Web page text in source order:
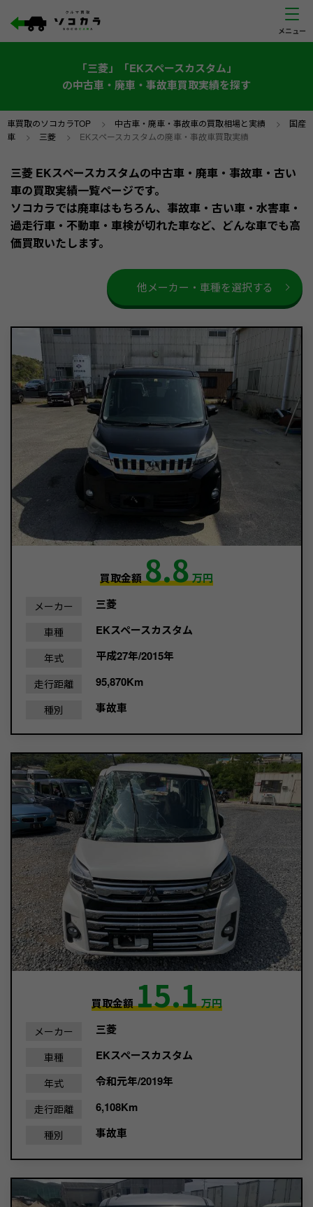
「三菱」「EKスペースカスタム」
の中古車・廃車・事故車買取実績を探す
車買取のソコカラTOP > 中古車・廃車・事故車の買取相場と実績 > 国産
車 > 三菱 > EKスペースカスタムの廃車・事故車買取実績
三菱 EKスペースカスタムの中古車・廃車・事故車・古い
車の買取実績一覧ページです。
ソコカラでは廃車はもちろん、事故車・古い車・水害車・
過走行車・不動車・車検が切れた車など、どんな車でも高
価買取いたします。
他メーカー・車種を選択する
買取金額8.8万円
メーカー 三菱
車種 EKスペースカスタム
年式 平成27年/2015年
走行距離 95,870Km
種別 事故車
買取金額15.1万円
メーカー 三菱
車種 EKスペースカスタム
年式 令和元年/2019年
走行距離 6,108Km
種別 事故車